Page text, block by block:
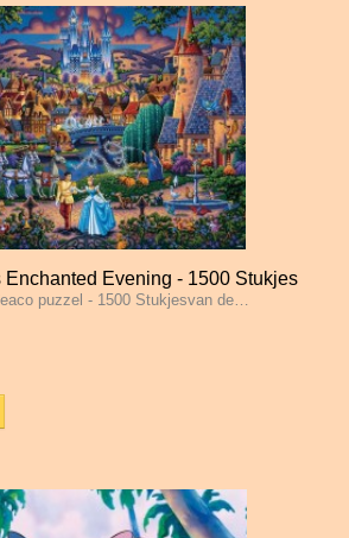
Evening - 1500 Stukjes
puzzel - 1500 Stukjesvan de…